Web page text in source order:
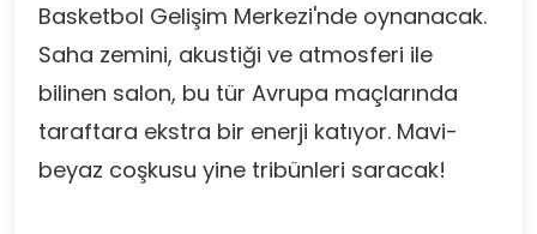
Basketbol Gelişim Merkezi'nde oynanacak.
Saha zemini, akustiği ve atmosferi ile
bilinen salon, bu tür Avrupa maçlarında
taraftara ekstra bir enerji katıyor. Mavi-
beyaz coşkusu yine tribünleri saracak!